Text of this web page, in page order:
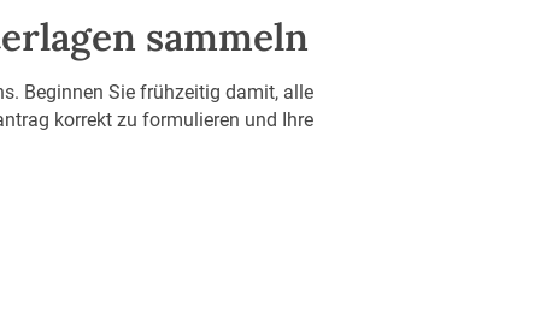
sammeln
Beginnen Sie frühzeitig damit, alle
korrekt zu formulieren und Ihre